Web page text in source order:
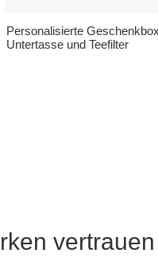
Personalisierte
Untertasse und Teefilter